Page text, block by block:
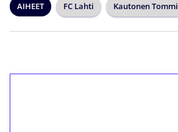
AIHEET FC Lahti Kautonen Tommi